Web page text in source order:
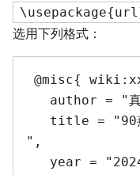
选用下列格式：
",